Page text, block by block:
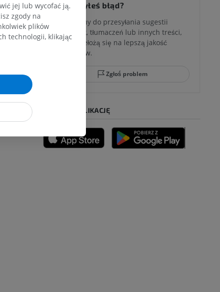
dolnej
Zauważyłeś błąd?
Zachęcamy do przesyłania sugestii
poprawek, tłumaczeń lub innych treści,
które przełożą się na lepszą jakość
materiałów.
Zgłoś problem
POBIERZ APLIKACJĘ
jej lub wycofać ją.
zgody na
plików
technologii, klikając